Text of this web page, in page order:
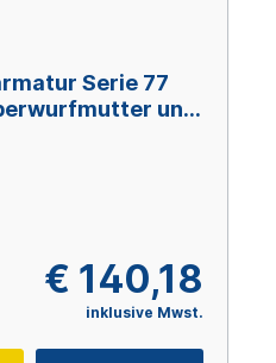
Serie 77
und
€ 140,18
inklusive Mwst.